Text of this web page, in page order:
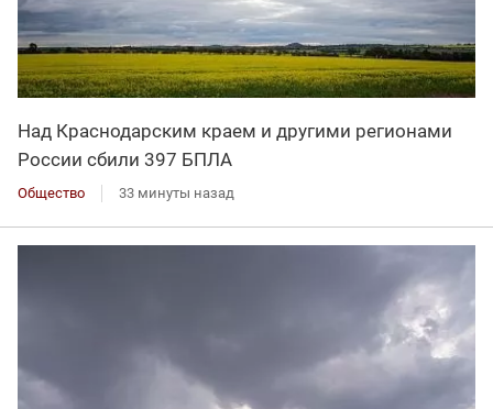
Над Краснодарским краем и другими регионами
России сбили 397 БПЛА
Общество 33 минуты назад